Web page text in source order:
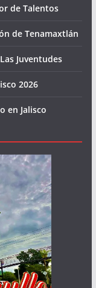
de Talentos
de Tenamaxtlán
Juventudes
2026
en Jalisco